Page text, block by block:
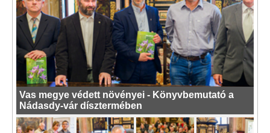
Vas megye védett növényei - Könyvbemutató a
Nádasdy-vár dísztermében